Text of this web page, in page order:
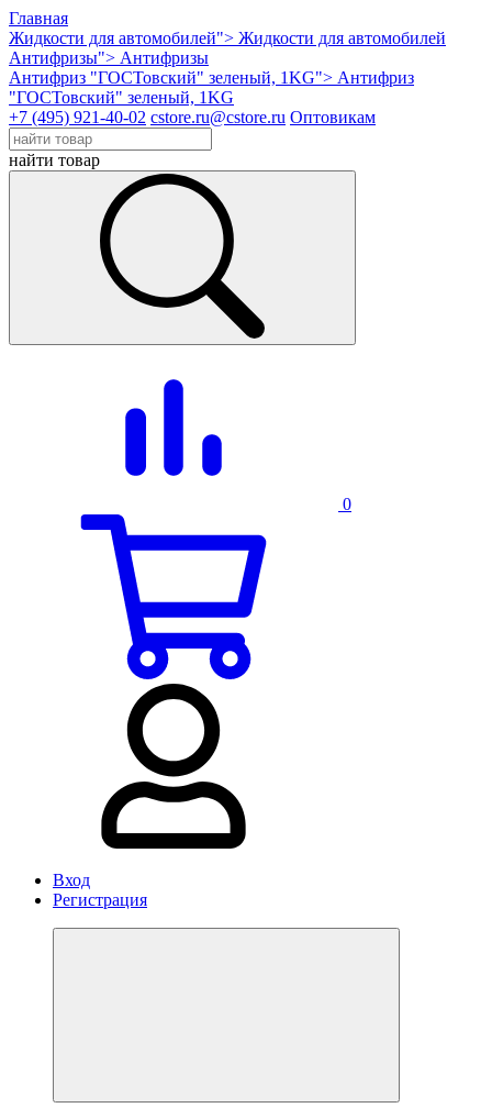
Главная
Жидкости для автомобилей"> Жидкости для автомобилей
Антифризы"> Антифризы
Антифриз "ГОСТовский" зеленый, 1KG"> Антифриз
"ГОСТовский" зеленый, 1KG
+7 (495) 921-40-02 cstore.ru@cstore.ru Оптовикам
найти товар
0
Вход
Регистрация